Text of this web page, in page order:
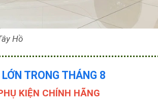
Hồ
TRONG THÁNG 8
KIỆN CHÍNH HÃNG